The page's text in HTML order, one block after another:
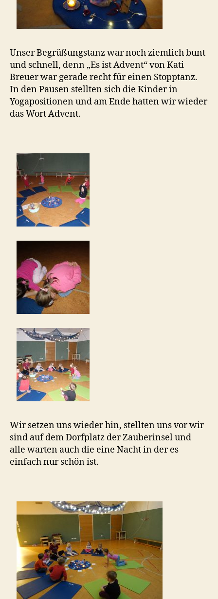
Unser Begrüßungstanz war noch ziemlich bunt
und schnell, denn „Es ist Advent“ von Kati
Breuer war gerade recht für einen Stopptanz.
In den Pausen stellten sich die Kinder in
Yogapositionen und am Ende hatten wir wieder
das Wort Advent.
Wir setzen uns wieder hin, stellten uns vor wir
sind auf dem Dorfplatz der Zauberinsel und
alle warten auch die eine Nacht in der es
einfach nur schön ist.